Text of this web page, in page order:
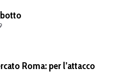
Roma: per l’attacco